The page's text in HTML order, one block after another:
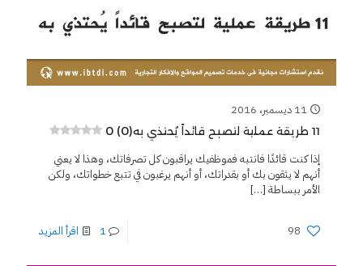
11 ديسمبر، 2016
11 طريقة عملية لتصبح قائداً يُحتذي به 0 (0)
إذا كنت قائدًا فانتبه فموظفيك يراقبون كل تصرفاتك، وهذا لا يعني
أنهم لا يثقون بك أو بقدراتك، أو أنهم يرغبون في تتبع خطواتك، ولكن
الأمر ببساطة […]
98
1 اقرأ المزيد